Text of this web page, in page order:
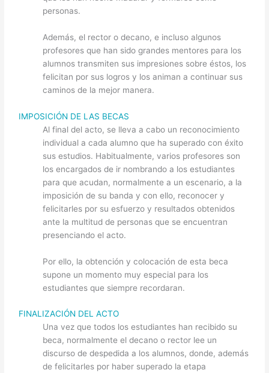
personas.
Además, el rector o decano, e incluso algunos
profesores que han sido grandes mentores para los
alumnos transmiten sus impresiones sobre éstos, los
felicitan por sus logros y los animan a continuar sus
caminos de la mejor manera.
IMPOSICIÓN DE LAS BECAS
Al final del acto, se lleva a cabo un reconocimiento
individual a cada alumno que ha superado con éxito
sus estudios. Habitualmente, varios profesores son
los encargados de ir nombrando a los estudiantes
para que acudan, normalmente a un escenario, a la
imposición de su banda y con ello, reconocer y
felicitarles por su esfuerzo y resultados obtenidos
ante la multitud de personas que se encuentran
presenciando el acto.
Por ello, la obtención y colocación de esta beca
supone un momento muy especial para los
estudiantes que siempre recordaran.
FINALIZACIÓN DEL ACTO
Una vez que todos los estudiantes han recibido su
beca, normalmente el decano o rector lee un
discurso de despedida a los alumnos, donde, además
de felicitarles por haber superado la etapa